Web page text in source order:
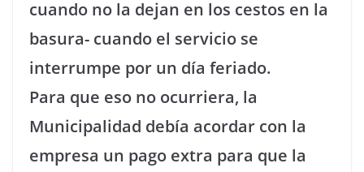
cuando no la dejan en los cestos en la
basura- cuando el servicio se
interrumpe por un día feriado.
Para que eso no ocurriera, la
Municipalidad debía acordar con la
empresa un pago extra para que la